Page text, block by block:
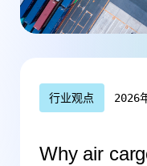
2026
行业观点
Why air